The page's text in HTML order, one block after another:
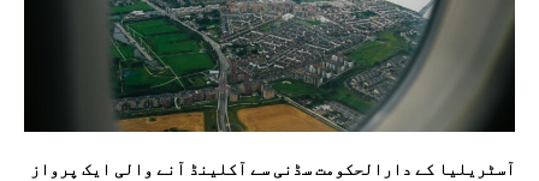
آسٹریلیا کے دارالحکومت سڈنی سے آکلینڈ آنے والی ایک پرواز